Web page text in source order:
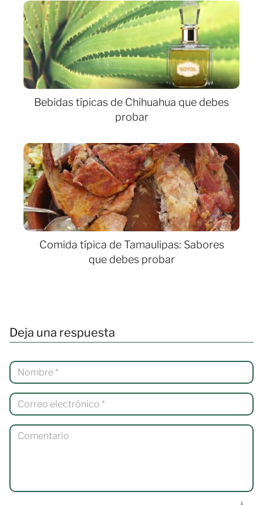
Bebidas típicas de Chihuahua que debes
probar
Comida típica de Tamaulipas: Sabores
que debes probar
Deja una respuesta